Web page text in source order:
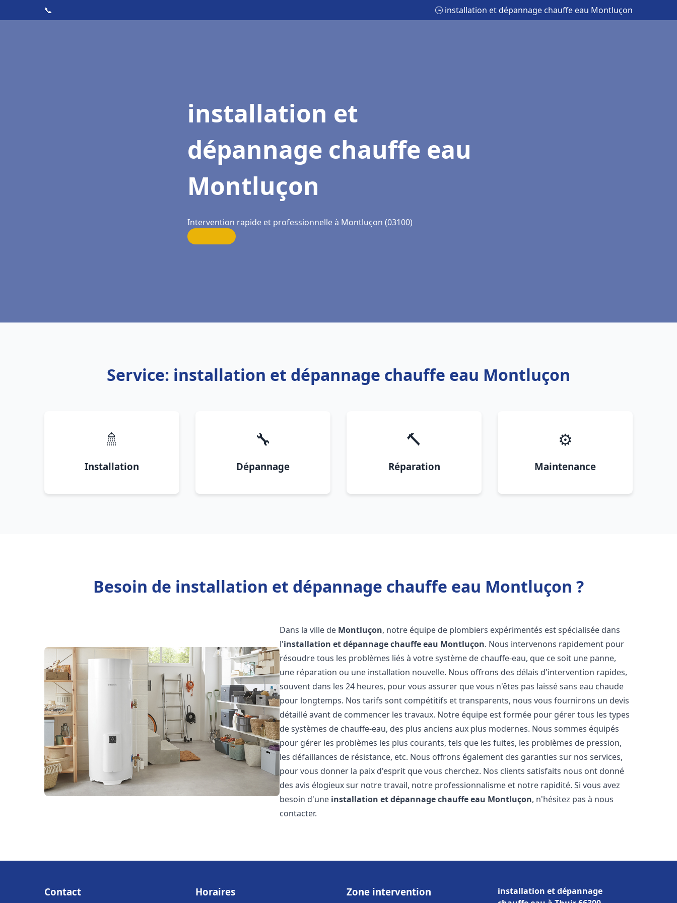
📞 🕒 installation et dépannage chauffe eau Montluçon
installation et
dépannage chauffe eau
Montluçon
Intervention rapide et professionnelle à Montluçon (03100)
Service: installation et dépannage chauffe eau Montluçon
🚿
Installation
🔧
Dépannage
🔨
Réparation
⚙️
Maintenance
Besoin de installation et dépannage chauffe eau Montluçon ?
Dans la ville de Montluçon, notre équipe de plombiers expérimentés est spécialisée dans
l'installation et dépannage chauffe eau Montluçon. Nous intervenons rapidement pour
résoudre tous les problèmes liés à votre système de chauffe-eau, que ce soit une panne,
une réparation ou une installation nouvelle. Nous offrons des délais d'intervention rapides,
souvent dans les 24 heures, pour vous assurer que vous n'êtes pas laissé sans eau chaude
pour longtemps. Nos tarifs sont compétitifs et transparents, nous vous fournirons un devis
détaillé avant de commencer les travaux. Notre équipe est formée pour gérer tous les types
de systèmes de chauffe-eau, des plus anciens aux plus modernes. Nous sommes équipés
pour gérer les problèmes les plus courants, tels que les fuites, les problèmes de pression,
les défaillances de résistance, etc. Nous offrons également des garanties sur nos services,
pour vous donner la paix d'esprit que vous cherchez. Nos clients satisfaits nous ont donné
des avis élogieux sur notre travail, notre professionnalisme et notre rapidité. Si vous avez
besoin d'une installation et dépannage chauffe eau Montluçon, n'hésitez pas à nous
contacter.
Contact Horaires Zone intervention
installation et dépannage